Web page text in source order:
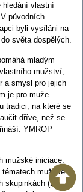
hledání vlastní
původních
byli vysíláni na
světa dospělých.
mladým
mužství,
a smysl pro jejich
je pro muže
tradici, na které se
dříve, než se
YMROP
mužské iniciace.
mužské
skupinkách (s